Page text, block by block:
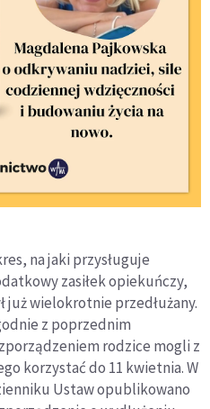
na jaki przysługuje
zasiłek opiekuńczy,
już wielokrotnie przedłużany.
z poprzednim
rodzice mogli z
korzystać do 11 kwietnia. W
Ustaw opublikowano